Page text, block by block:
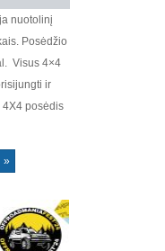
nuotolinį
Posėdžio
Visus 4×4
ir
posėdis
»